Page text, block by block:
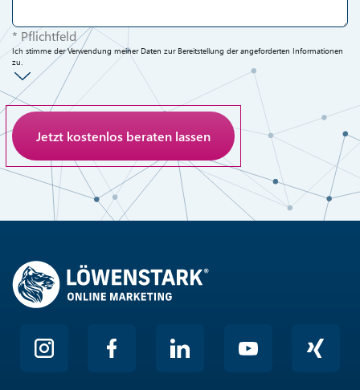
* Pflichtfeld
Ich stimme der Verwendung meiner Daten zur Bereitstellung der angeforderten Informationen
zu.
Anti-Roboter-Verifizierung
Hier klicken